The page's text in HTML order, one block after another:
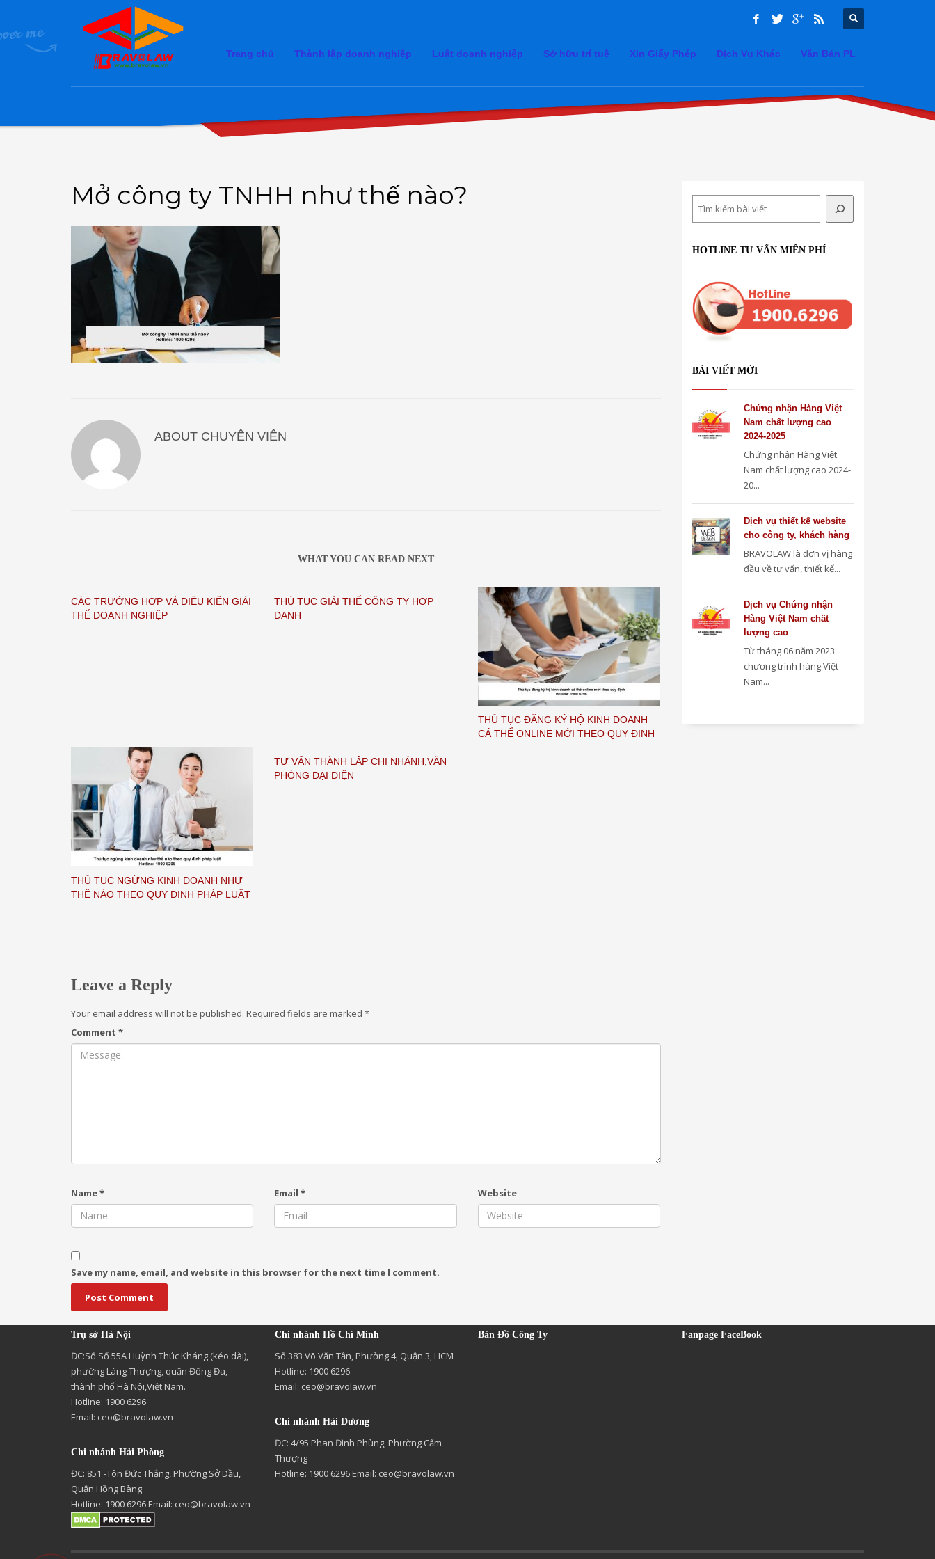
Trang chủ Thành lập doanh nghiệp Luật doanh nghiệp Sở hữu trí tuệ Xin Giấy Phép Dịch Vụ Khác Văn Bản PL
Mở công ty TNHH như thế nào?
ABOUT CHUYÊN VIÊN
WHAT YOU CAN READ NEXT
CÁC TRƯỜNG HỢP VÀ ĐIỀU KIỆN GIẢI
THỂ DOANH NGHIỆP
THỦ TỤC GIẢI THỂ CÔNG TY HỢP
DANH
THỦ TỤC ĐĂNG KÝ HỘ KINH DOANH
CÁ THỂ ONLINE MỚI THEO QUY ĐỊNH
THỦ TỤC NGỪNG KINH DOANH NHƯ
THẾ NÀO THEO QUY ĐỊNH PHÁP LUẬT
TƯ VẤN THÀNH LẬP CHI NHÁNH,VĂN
PHÒNG ĐẠI DIỆN
Leave a Reply
Your email address will not be published. Required fields are marked *
Comment *
Name* Email* Website
Save my name, email, and website in this browser for the next time I comment.
HOTLINE TƯ VẤN MIỄN PHÍ
BÀI VIẾT MỚI
Chứng nhận Hàng Việt
Nam chất lượng cao
2024-2025
Chứng nhận Hàng Việt
Nam chất lượng cao 2024-
20...
Dịch vụ thiết kế website
cho công ty, khách hàng
BRAVOLAW là đơn vị hàng
đầu về tư vấn, thiết kế...
Dịch vụ Chứng nhận
Hàng Việt Nam chất
lượng cao
Từ tháng 06 năm 2023
chương trình hàng Việt
Nam...
Trụ sở Hà Nội
ĐC:Số Số 55A Huỳnh Thúc Kháng (kéo dài),
phường Láng Thượng, quận Đống Đa,
thành phố Hà Nội,Việt Nam.
Hotline: 1900 6296
Email: ceo@bravolaw.vn
Chi nhánh Hải Phòng
ĐC: 851 -Tôn Đức Thắng, Phường Sở Dầu,
Quận Hồng Bàng
Hotline: 1900 6296 Email: ceo@bravolaw.vn
Chi nhánh Hồ Chí Minh
Số 383 Võ Văn Tần, Phường 4, Quận 3, HCM
Hotline: 1900 6296
Email: ceo@bravolaw.vn
Chi nhánh Hải Dương
ĐC: 4/95 Phan Đình Phùng, Phường Cẩm
Thượng
Hotline: 1900 6296 Email: ceo@bravolaw.vn
Bản Đồ Công Ty Fanpage FaceBook